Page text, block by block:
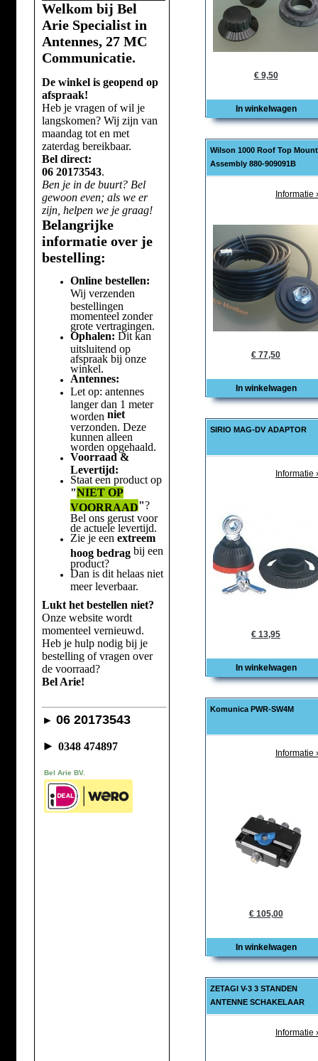
Welkom bij Bel
Arie Specialist in
Antennes, 27 MC
Communicatie.
De winkel is geopend op
afspraak!
Heb je vragen of wil je
langskomen? Wij zijn van
maandag tot en met
zaterdag bereikbaar.
Bel direct:
06 20173543.
Ben je in de buurt? Bel
gewoon even; als we er
zijn, helpen we je graag!
Belangrijke
informatie over je
bestelling:
Online bestellen:
Wij verzenden
bestellingen
momenteel zonder
grote vertragingen.
Ophalen: Dit kan
uitsluitend op
afspraak bij onze
winkel.
Antennes:
Let op: antennes
langer dan 1 meter
worden niet
verzonden. Deze
kunnen alleen
worden opgehaald.
Voorraad &
Levertijd:
Staat een product op
"NIET OP
VOORRAAD"?
Bel ons gerust voor
de actuele levertijd.
Zie je een extreem
hoog bedragbij een
product?
Dan is dit helaas niet
meer leverbaar.
Lukt het bestellen niet?
Onze website wordt
momenteel vernieuwd.
Heb je hulp nodig bij je
bestelling of vragen over
de voorraad?
Bel Arie!
► 06 20173543
► 0348 474897
Bel Arie BV.
€ 9,50
In winkelwagen
Wilson 1000 Roof Top Mount
Assembly 880-909091B
Informatie
€ 77,50
In winkelwagen
SIRIO MAG-DV ADAPTOR
Informatie
€ 13,95
In winkelwagen
Komunica PWR-SW4M
Informatie
€ 105,00
In winkelwagen
ZETAGI V-3 3 STANDEN
ANTENNE SCHAKELAAR
Informatie